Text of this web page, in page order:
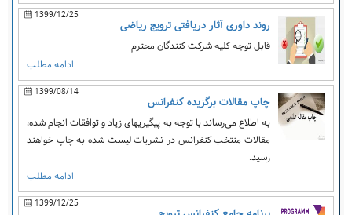
1399/12/25
روند داوری آثار دریافتی ترویج ریاضی
قابل توجه کلیه شرکت کنندگان محترم
ادامه مطلب
1399/08/14
چاپ مقالات برگزیده کنفرانس
به اطلاع می‌رساند با توجه به پیگیریهای زیاد و توافقات انجام شده،
مقالات منتخب کنفرانس در نشریات لیست شده به چاپ خواهند
رسید.
ادامه مطلب
1399/12/25